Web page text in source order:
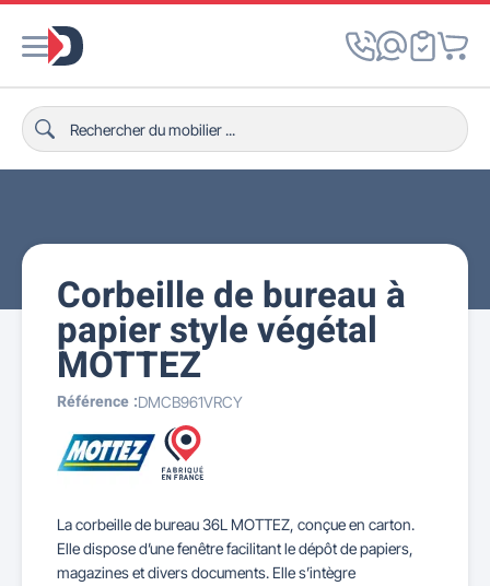
Corbeille de bureau à
papier style végétal
MOTTEZ
Référence :DMCB961VRCY
La corbeille de bureau 36L MOTTEZ, conçue en carton.
Elle dispose d’une fenêtre facilitant le dépôt de papiers,
magazines et divers documents. Elle s’intègre